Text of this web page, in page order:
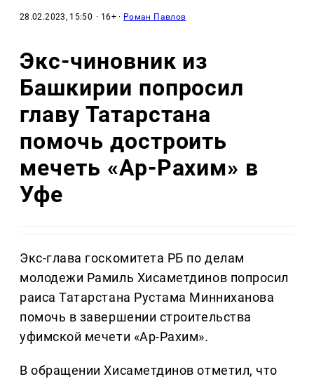
28.02.2023, 15:50 · 16+ · Роман Павлов
Экс-чиновник из
Башкирии попросил
главу Татарстана
помочь достроить
мечеть «Ар-Рахим» в
Уфе
Экс-глава госкомитета РБ по делам
молодежи Рамиль Хисаметдинов попросил
раиса Татарстана Рустама Минниханова
помочь в завершении строительства
уфимской мечети «Ар-Рахим».
В обращении Хисаметдинов отметил, что